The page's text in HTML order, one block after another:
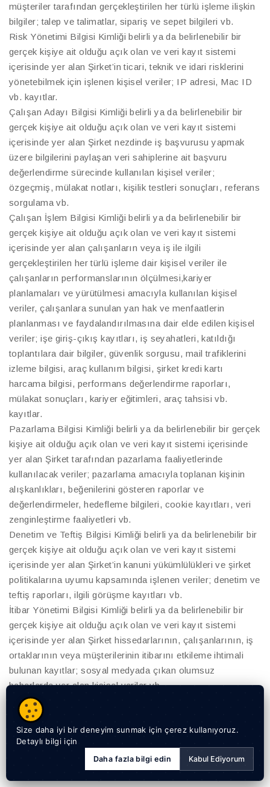
müşteriler tarafından gerçekleştirilen her türlü işleme ilişkin
bilgiler; talep ve talimatlar, sipariş ve sepet bilgileri vb.
Risk Yönetimi Bilgisi Kimliği belirli ya da belirlenebilir bir
gerçek kişiye ait olduğu açık olan ve veri kayıt sistemi
içerisinde yer alan Şirket’in ticari, teknik ve idari risklerini
yönetebilmek için işlenen kişisel veriler; IP adresi, Mac ID
vb. kayıtlar.
Çalışan Adayı Bilgisi Kimliği belirli ya da belirlenebilir bir
gerçek kişiye ait olduğu açık olan ve veri kayıt sistemi
içerisinde yer alan Şirket nezdinde iş başvurusu yapmak
üzere bilgilerini paylaşan veri sahiplerine ait başvuru
değerlendirme sürecinde kullanılan kişisel veriler;
özgeçmiş, mülakat notları, kişilik testleri sonuçları, referans
sorgulama vb.
Çalışan İşlem Bilgisi Kimliği belirli ya da belirlenebilir bir
gerçek kişiye ait olduğu açık olan ve veri kayıt sistemi
içerisinde yer alan çalışanların veya iş ile ilgili
gerçekleştirilen her türlü işleme dair kişisel veriler ile
çalışanların performanslarının ölçülmesi,kariyer
planlamaları ve yürütülmesi amacıyla kullanılan kişisel
veriler, çalışanlara sunulan yan hak ve menfaatlerin
planlanması ve faydalandırılmasına dair elde edilen kişisel
veriler; işe giriş-çıkış kayıtları, iş seyahatleri, katıldığı
toplantılara dair bilgiler, güvenlik sorgusu, mail trafiklerini
izleme bilgisi, araç kullanım bilgisi, şirket kredi kartı
harcama bilgisi, performans değerlendirme raporları,
mülakat sonuçları, kariyer eğitimleri, araç tahsisi vb.
kayıtlar.
Pazarlama Bilgisi Kimliği belirli ya da belirlenebilir bir gerçek
kişiye ait olduğu açık olan ve veri kayıt sistemi içerisinde
yer alan Şirket tarafından pazarlama faaliyetlerinde
kullanılacak veriler; pazarlama amacıyla toplanan kişinin
alışkanlıkları, beğenilerini gösteren raporlar ve
değerlendirmeler, hedefleme bilgileri, cookie kayıtları, veri
zenginleştirme faaliyetleri vb.
Denetim ve Teftiş Bilgisi Kimliği belirli ya da belirlenebilir bir
gerçek kişiye ait olduğu açık olan ve veri kayıt sistemi
içerisinde yer alan Şirket’in kanuni yükümlülükleri ve şirket
politikalarına uyumu kapsamında işlenen veriler; denetim ve
teftiş raporları, ilgili görüşme kayıtları vb.
İtibar Yönetimi Bilgisi Kimliği belirli ya da belirlenebilir bir
gerçek kişiye ait olduğu açık olan ve veri kayıt sistemi
içerisinde yer alan Şirket hissedarlarının, çalışanlarının, iş
ortaklarının veya müşterilerinin itibarını etkileme ihtimali
bulunan kayıtlar; sosyal medyada çıkan olumsuz
haberlerde yer alan kişisel veriler vb.
Araç Bilgisi Kimliği belirli ya da belirlenebilir bir gerçek kişiye
ait olduğu açık olan veri sahibi ile ilişkilendirilen araçlar ile
ilgili bilgiler vb.
İş Ortağı Bilgisi Kimliği belirli ya da belirlenebilir bir gerçek
kişiye ait olduğu açık olan Şirketimizin mevcut ya da
Size daha iyi bir deneyim sunmak için çerez kullanıyoruz.
Detaylı bilgi için
Daha fazla bilgi edin Kabul Ediyorum